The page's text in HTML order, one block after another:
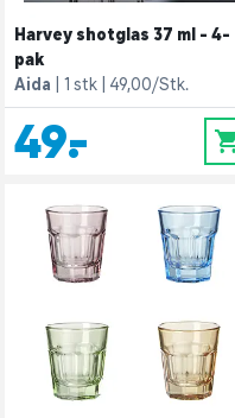
Harvey shotglas 37 ml - 4-
pak
Aida
1 stk 49,00/Stk.
49,- 0